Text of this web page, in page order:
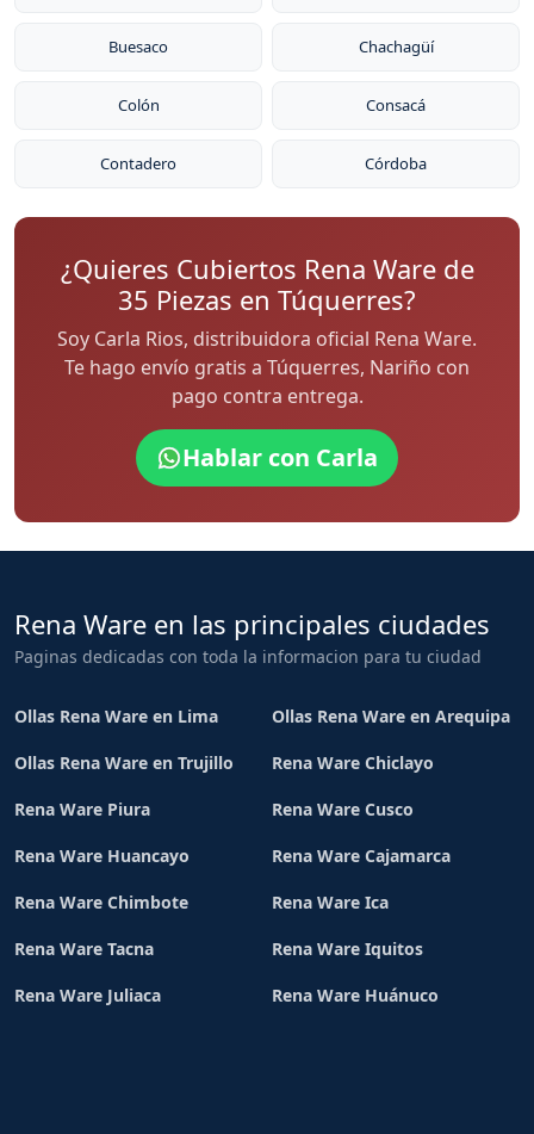
Buesaco Chachagüí
Colón Consacá
Contadero Córdoba
¿Quieres Cubiertos Rena Ware de
35 Piezas en Túquerres?
Soy Carla Rios, distribuidora oficial Rena Ware.
Te hago envío gratis a Túquerres, Nariño con
pago contra entrega.
Hablar con Carla
Rena Ware en las principales ciudades
Paginas dedicadas con toda la informacion para tu ciudad
Ollas Rena Ware en Lima Ollas Rena Ware en Arequipa
Ollas Rena Ware en Trujillo Rena Ware Chiclayo
Rena Ware Piura Rena Ware Cusco
Rena Ware Huancayo Rena Ware Cajamarca
Rena Ware Chimbote Rena Ware Ica
Rena Ware Tacna Rena Ware Iquitos
Rena Ware Juliaca Rena Ware Huánuco